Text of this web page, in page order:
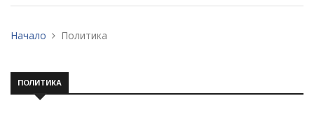
Начало Политика
ПОЛИТИКА